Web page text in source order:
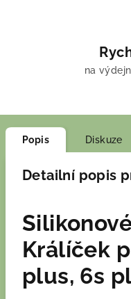
na
Popis Diskuze
Detailní popis
Králíček
plus, 6s